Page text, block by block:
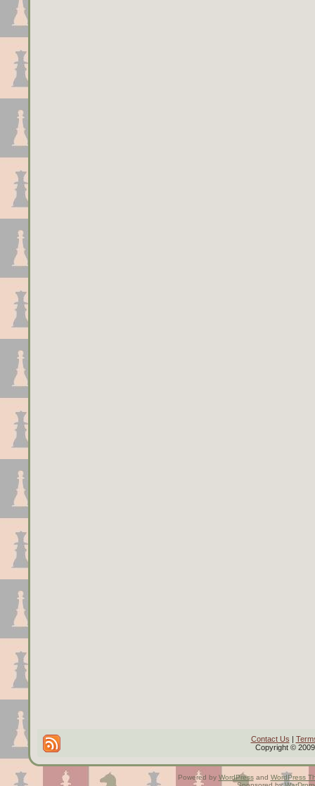
Contact Us |
Copyright ©
Powered by WordPressand WordPress